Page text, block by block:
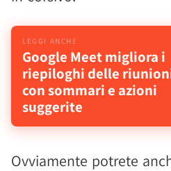
Google Meet migliora i
riepiloghi delle
con sommari e azioni
suggerite
Ovviamente potrete